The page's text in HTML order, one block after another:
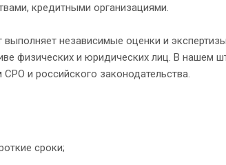
кредитными организациями.
независимые оценки и
физических и юридических лиц. В нашем
и российского законодательства.
сроки;